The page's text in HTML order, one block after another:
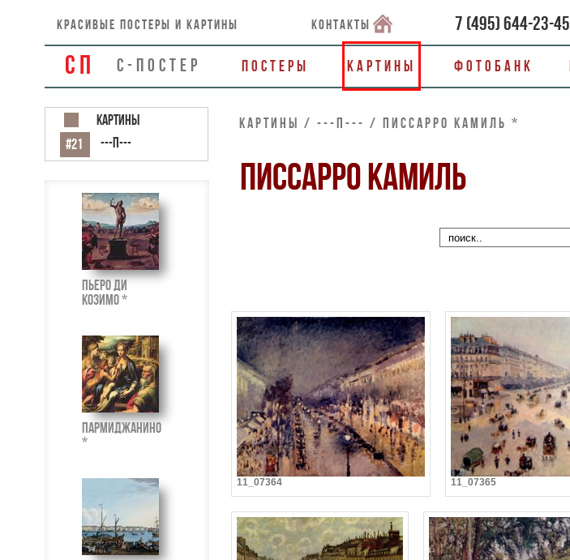
СП С-ПОСТЕР Постеры Картины Фотобанк
7 (495)644-23-45
красивые постеры и картины контакты
ПЬЕРО ДИ
КОЗИМО *
Пармиджанино
*
Картины
#21
---П---
Картины / ---П--- / Писсарро Камиль *
ПИССАРРО КАМИЛЬ
11_07364 11_07365